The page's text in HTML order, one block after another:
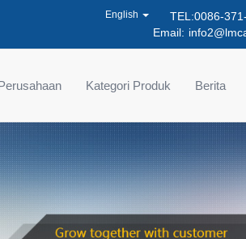
TEL:0086-
Email:
English
Kategori Produk Berita